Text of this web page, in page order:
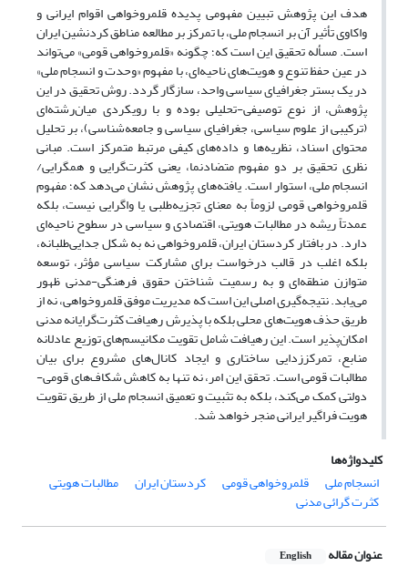
هدف این پژوهش تبیین مفهومی پدیده قلمروخواهی اقوام ایرانی و
واکاوی تأثیر آن بر انسجام ملی، با تمرکز بر مطالعه مناطق کردنشین ایران
است. مسأله تحقیق این است که؛ چگونه «قلمروخواهی قومی» می‌تواند
در عین حفظ تنوع و هویت‌های ناحیه‌ای، با مفهوم «وحدت و انسجام ملی»
در یک بستر جغرافیای سیاسی واحد، سازگار گردد. روش تحقیق در این
پژوهش، از نوع توصیفی-تحلیلی بوده و با رویکردی میان‌رشته‌ای
(ترکیبی از علوم سیاسی، جغرافیای سیاسی و جامعه‌شناسی)، بر تحلیل
محتوای اسناد، نظریه‌ها و داده‌های کیفی مرتبط متمرکز است. مبانی
نظری تحقیق بر دو مفهوم متضادنما، یعنی کثرت‌گرایی و همگرایی/
انسجام ملی، استوار است. یافته‌های پژوهش نشان می‌دهد که؛ مفهوم
قلمروخواهی قومی لزوماً به معنای تجزیه‌طلبی یا واگرایی نیست، بلکه
عمدتاً ریشه در مطالبات هویتی، اقتصادی و سیاسی در سطوح ناحیه‌ای
دارد. در بافتار کردستان ایران، قلمروخواهی نه به شکل جدایی‌طلبانه،
بلکه اغلب در قالب درخواست برای مشارکت سیاسی مؤثر، توسعه
متوازن منطقه‌ای و به رسمیت شناختن حقوق فرهنگی-مدنی ظهور
می‌یابد. نتیجه‌گیری اصلی این است که مدیریت موفق قلمروخواهی، نه از
طریق حذف هویت‌های محلی بلکه با پذیرش رهیافت کثرت‌گرایانه مدنی
امکان‌پذیر است. این رهیافت شامل تقویت مکانیسم‌های توزیع عادلانه
منابع، تمرکززدایی ساختاری و ایجاد کانال‌های مشروع برای بیان
مطالبات قومی است. تحقق این امر، نه تنها به کاهش شکاف‌های قومی-
دولتی کمک می‌کند، بلکه به تثبیت و تعمیق انسجام ملی از طریق تقویت
هویت فراگیر ایرانی منجر خواهد شد.
کلیدواژه‌ها
انسجام ملی
قلمروخواهی قومی کردستان ایران مطالبات هویتی
کثرت گرائی مدنی
عنوان مقاله English